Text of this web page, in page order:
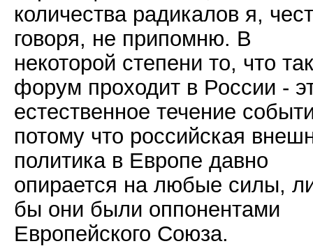
количества радикалов я,
говоря, не припомню. В
некоторой степени то, что
форум проходит в России -
естественное течение
потому что российская
политика в Европе давно
опирается на любые силы,
бы они были оппонентами
Европейского Союза.